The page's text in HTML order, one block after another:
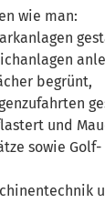
wie man:
begrünt,
und
sowie